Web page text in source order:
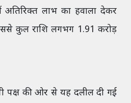
अतिरिक्त लाभ का हवाला देकर
कुल राशि लगभग 1.91 करोड़
पक्ष की ओर से यह दलील दी गई